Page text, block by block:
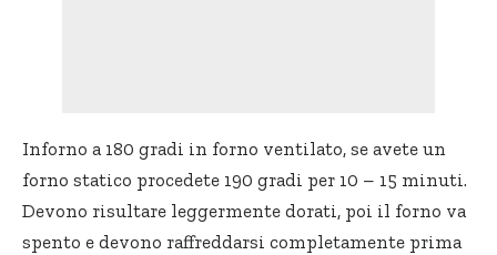
Inforno a 180 gradi in forno ventilato, se avete un
forno statico procedete 190 gradi per 10 – 15 minuti.
Devono risultare leggermente dorati, poi il forno va
spento e devono raffreddarsi completamente prima